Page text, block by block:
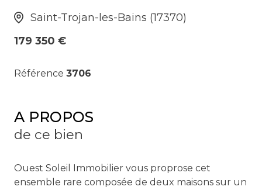
Saint-Trojan-les-Bains (17370)
179 350 €
Référence 3706
A PROPOS
de ce bien
Ouest Soleil Immobilier vous proprose cet
ensemble rare composée de deux maisons sur un